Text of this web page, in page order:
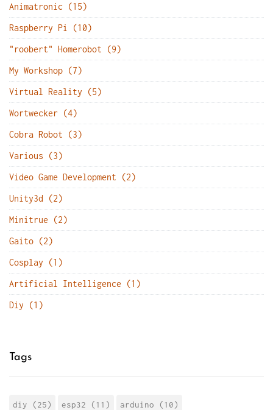
Animatronic (15)
Raspberry Pi (10)
"roobert" Homerobot (9)
My Workshop (7)
Virtual Reality (5)
Wortwecker (4)
Cobra Robot (3)
Various (3)
Video Game Development (2)
Unity3d (2)
Minitrue (2)
Gaito (2)
Cosplay (1)
Artificial Intelligence (1)
Diy (1)
Tags
diy (25) esp32 (11) arduino (10)